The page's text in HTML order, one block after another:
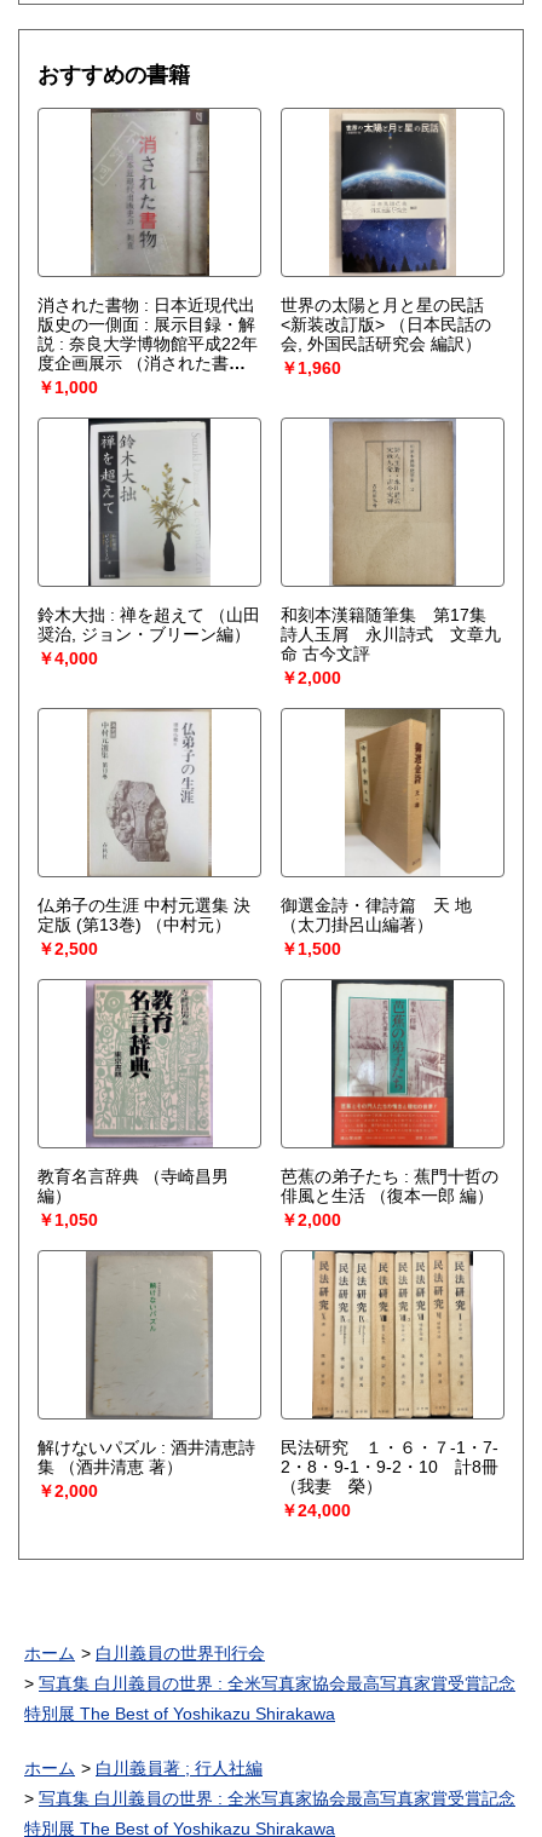
ー、古書一般（その他）
おすすめの書籍
消された書物 : 日本近現代出
版史の一側面 : 展示目録・解
説 : 奈良大学博物館平成22年
度企画展示
（消された書物-
日本近現代出版史の一側面展
示実行委員 編）
￥1,000
世界の太陽と月と星の民話
<新装改訂版>
（日本民話の
会, 外国民話研究会 編訳）
￥1,960
鈴木大拙 : 禅を超えて
（山田
奨治, ジョン・ブリーン編）
￥4,000
和刻本漢籍随筆集 第17集
詩人玉屑 永川詩式 文章九
命 古今文評
￥2,000
仏弟子の生涯 中村元選集 決
定版 (第13巻)
（中村元）
￥2,500
御選金詩・律詩篇 天 地
（太刀掛呂山編著）
￥1,500
教育名言辞典
（寺崎昌男
編）
￥1,050
芭蕉の弟子たち : 蕉門十哲の
俳風と生活
（復本一郎 編）
￥2,000
解けないパズル : 酒井清恵詩
集
（酒井清恵 著）
￥2,000
民法研究 １・６・７-1・7-
2・8・9-1・9-2・10 計8冊
（我妻 榮）
￥24,000
ホーム
白川義員の世界刊行会
写真集 白川義員の世界 : 全米写真家協会最高写真家賞受賞記念
特別展 The Best of Yoshikazu Shirakawa
ホーム
白川義員著 ; 行人社編
写真集 白川義員の世界 : 全米写真家協会最高写真家賞受賞記念
特別展 The Best of Yoshikazu Shirakawa